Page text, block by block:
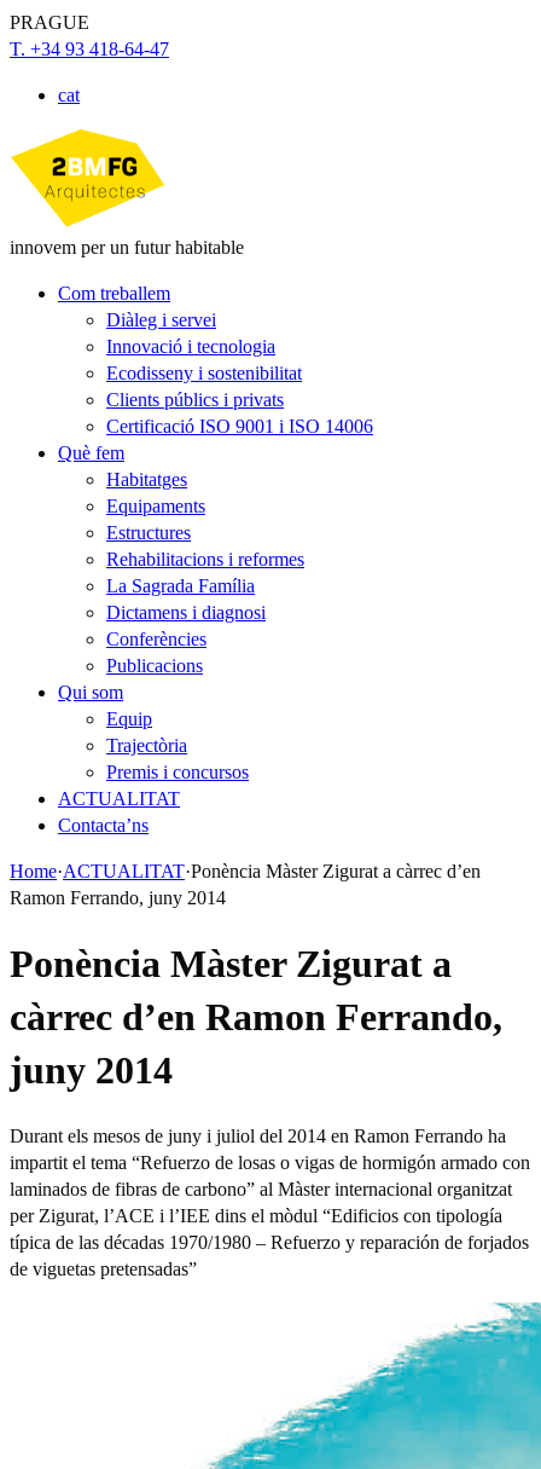
PRAGUE
T. +34 93 418-64-47
cat
innovem per un futur habitable
Com treballem
Diàleg i servei
Innovació i tecnologia
Ecodisseny i sostenibilitat
Clients públics i privats
Certificació ISO 9001 i ISO 14006
Què fem
Habitatges
Equipaments
Estructures
Rehabilitacions i reformes
La Sagrada Família
Dictamens i diagnosi
Conferències
Publicacions
Qui som
Equip
Trajectòria
Premis i concursos
ACTUALITAT
Contacta’ns
Home·ACTUALITAT·Ponència Màster Zigurat a càrrec d’en
Ramon Ferrando, juny 2014
Ponència Màster Zigurat a
càrrec d’en Ramon Ferrando,
juny 2014
Durant els mesos de juny i juliol del 2014 en Ramon Ferrando ha
impartit el tema “Refuerzo de losas o vigas de hormigón armado con
laminados de fibras de carbono” al Màster internacional organitzat
per Zigurat, l’ACE i l’IEE dins el mòdul “Edificios con tipología
típica de las décadas 1970/1980 – Refuerzo y reparación de forjados
de viguetas pretensadas”